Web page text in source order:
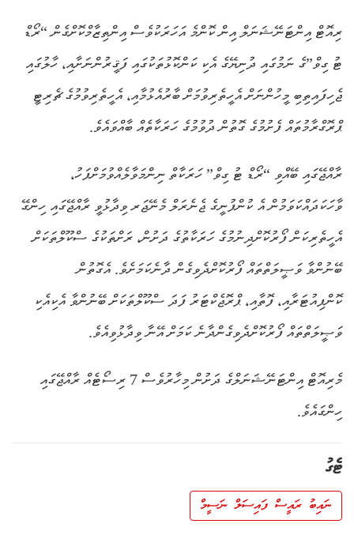
ރިއޮޓް އިންޓަނޭޝަނަލް އިން ކޮންމެ އަހަރަކުވެސް އިންތިޒާމްކޮށްގެން “ރޯޑް
ޓު ގިވް”ގެ ނަމުގައި ދުނިޔޭގެ އެކި ކަންކޮޅުތަކުގައި ފަޤީރުންނަށާއި، ހާލުގައި
ޖެހިފައިތިބި މީހުންނަށް އެހީތެރިވުމަށް ބާރުއެޅުމާއި، އެހީތެރިވުމުގެ ޗެރިޓީ
ޕްރޮގްރާމުތައް ފެށުމުގެ ގޮތުން ދުވުމުގެ ހަރަކާތެއް ބާއްވައެވެ.
ރާއްޖޭގައި ބޭއްވި “ރޯޑް ޓު ގިވް” ހަރަކާތް ނިންމަވާލެއްވުމަށްފަހު،
ވާހަކަދައްކަވަމުން އެ ކުންފުނީގެ ޖެނެރަލް މެނޭޖަރ ވިދާޅުވީ ރާއްޖޭގައި ހިންގޭ
އެހީތެރިކަން ފޯރުކޮށްދިނުމުގެ ހަރަކާތުގެ ދަށުން، ރަށްތަކުގެ ސްކޫލްތަކަށް
ބޭނުންވާ ވަޞީލަތްތައް ފޯރުކޮށްދެވިގެން ދާނެކަމަށެވެ. އެގޮތުން
ކޮންޕިއުޓަރާއި، ފޮތާއި، ޕްރޮޖެކްޓަރު ފަދަ ސްކޫލްތަކަށް ބޭނުންވާ އެކިއެކި
ވަޞީލަތްތައް ފޯރުކޮށްދެވިގެންދާނެ ކަމަށް އޭނާ ވިދާޅުވިއެވެ.
މެރިއޮޓް އިންޓަނޭޝަނަލްގެ ދަށުން މިހާރުވެސް 7 ރިސޯޓެއް ރާއްޖޭގައި
ހިންގައެވެ.
ޓެގު
ނައިބު ރައީސް ފައިސަލް ނަސީމް